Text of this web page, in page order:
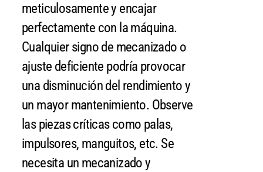
meticulosamente y encajar
perfectamente con la máquina.
Cualquier signo de mecanizado o
ajuste deficiente podría provocar
una disminución del rendimiento y
un mayor mantenimiento. Observe
las piezas críticas como palas,
impulsores, manguitos, etc. Se
necesita un mecanizado y